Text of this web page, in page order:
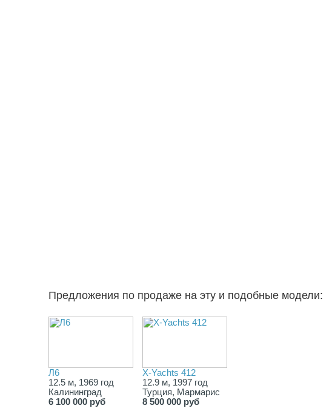
Предложения по продаже на эту и подобные модели:
Л6
12.5 м, 1969 год
Калининград
6 100 000 руб
X-Yachts 412
12.9 м, 1997 год
Турция, Мармарис
8 500 000 руб